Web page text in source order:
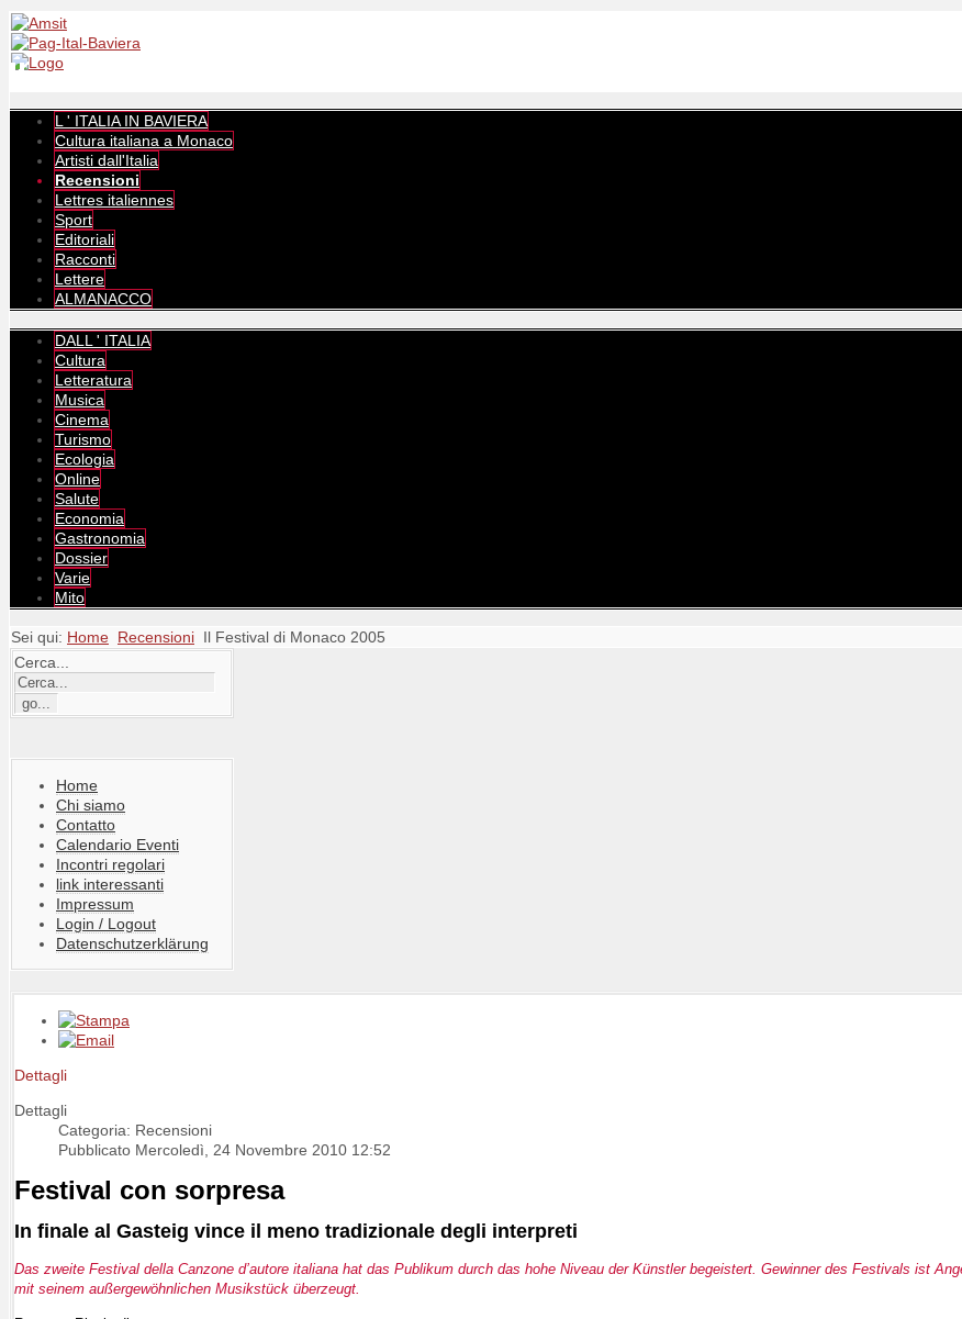
L ' ITALIA IN BAVIERA
Cultura italiana a Monaco
Artisti dall'Italia
Recensioni
Lettres italiennes
Sport
Editoriali
Racconti
Lettere
ALMANACCO
DALL ' ITALIA
Cultura
Letteratura
Musica
Cinema
Turismo
Ecologia
Online
Salute
Economia
Gastronomia
Dossier
Varie
Mito
Sei qui: Home Recensioni Il Festival di Monaco 2005
Cerca...
Home
Chi siamo
Contatto
Calendario Eventi
Incontri regolari
link interessanti
Impressum
Login / Logout
Datenschutzerklärung
Dettagli
Dettagli
Categoria: Recensioni
Pubblicato Mercoledì, 24 Novembre 2010 12:52
Festival con sorpresa
In finale al Gasteig vince il meno tradizionale degli interpreti
Das zweite Festival della Canzone d’autore italiana hat das Publikum durch das hohe Niveau der Künstler begeistert. Gewinner des Festivals ist
mit seinem außergewöhnlichen Musikstück überzeugt.